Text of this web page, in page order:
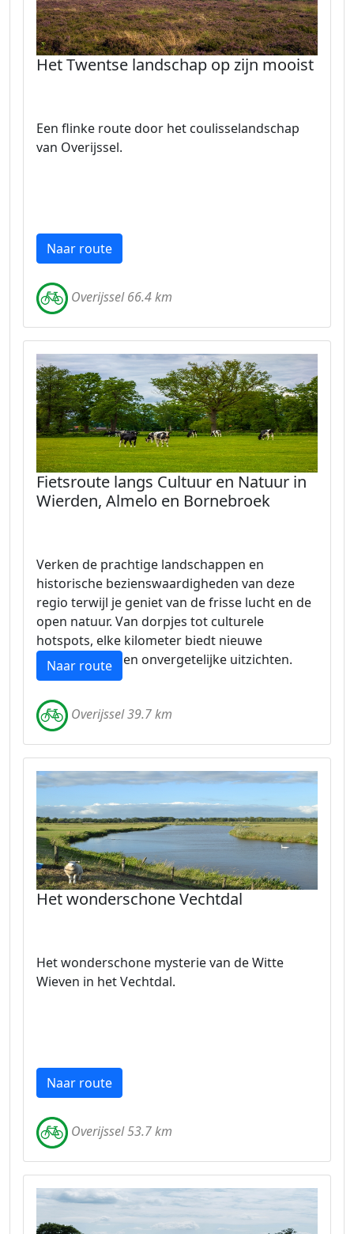
Het Twentse landschap op zijn mooist
Een flinke route door het coulisselandschap
van Overijssel.
Naar route
Overijssel 66.4 km
Fietsroute langs Cultuur en Natuur in
Wierden, Almelo en Bornebroek
Verken de prachtige landschappen en
historische bezienswaardigheden van deze
regio terwijl je geniet van de frisse lucht en de
open natuur. Van dorpjes tot culturele
hotspots, elke kilometer biedt nieuwe
ontdekkingen en onvergetelijke uitzichten.
Naar route
Overijssel 39.7 km
Het wonderschone Vechtdal
Het wonderschone mysterie van de Witte
Wieven in het Vechtdal.
Naar route
Overijssel 53.7 km